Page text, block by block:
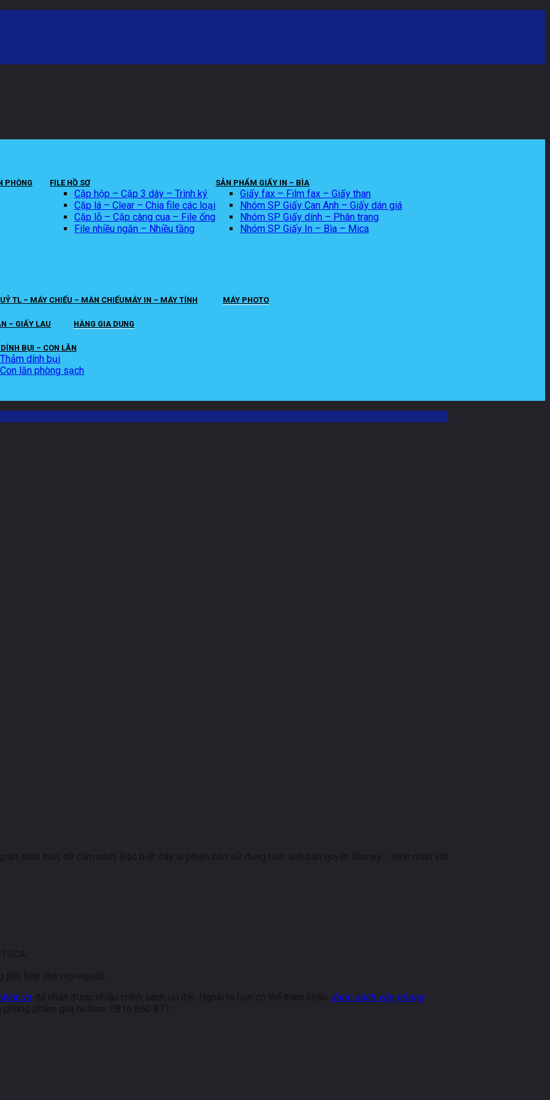
PHÒNG FILE HỒ SƠ
Cặp hộp – Cặp 3 dây – Trình ký
Cặp lá – Clear – Chia file các loại
Cặp lỗ – Cặp càng cua – File ống
File nhiều ngăn – Nhiều tầng
SẢN PHẨM GIẤY IN – BÌA
Giấy fax – Film fax – Giấy than
Nhóm SP Giấy Can Anh – Giấy dán giá
Nhóm SP Giấy dính – Phân trang
Nhóm SP Giấy In – Bìa – Mica
TL – MÁY CHIẾU – MÀN CHIẾUMÁY IN – MÁY TÍNH MÁY PHOTO
– GIẤY LAU HÀNG GIA DỤNG
BỤI – CON LĂN
Thảm dính bụi
Con lăn phòng sạch
thân tròn, dễ cầm nắm. Đặc biệt đây là phiên bản sử dụng hình ảnh bản quyền Disney – hình nhân vật
hợp cho mọi người..
để nhận được nhiều chính sách ưu đãi. Ngoài ra bạn có thể tham khảo danh sách văn phòng
phẩm qua hotline: 0816 660 871